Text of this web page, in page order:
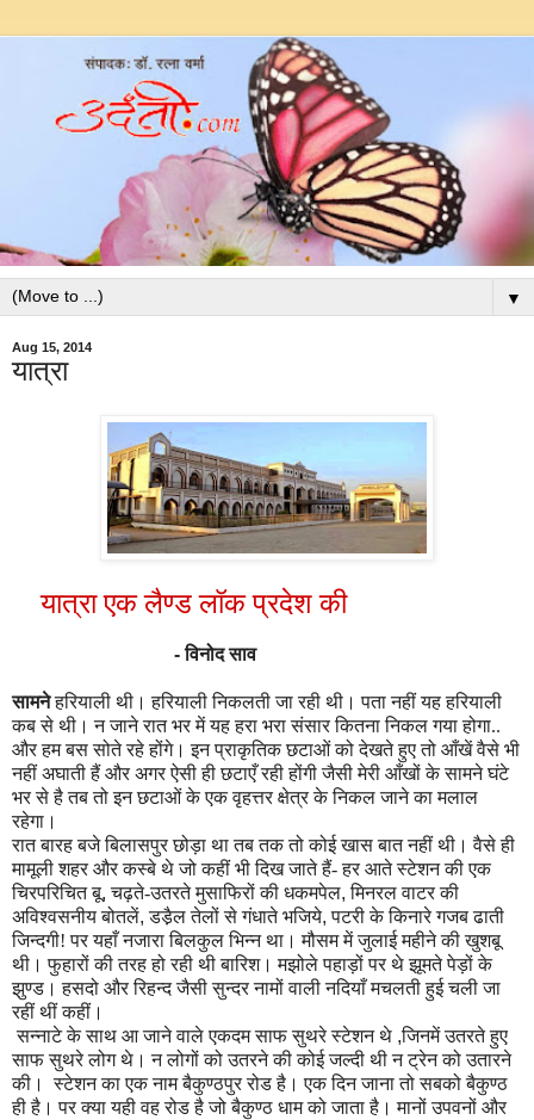
▼
Aug 15, 2014
यात्रा
यात्रा एक लैण्ड लॉक प्रदेश की
-विनोद साव
सामनेहरियाली थी। हरियाली निकलती जा रही थी। पता नहीं यह हरियाली
कब से थी। न जाने रात भर में यह हरा भरा संसार कितना निकल गया होगा..
और हम बस सोते रहे होंगे। इन प्राकृतिक छटाओं को देखते हुए तो आँखें वैसे भी
नहीं अघाती हैं और अगर ऐसी ही छटाएँ रही होंगी जैसी मेरी आँखों के सामने घंटे
भर से है तब तो इन छटाओं के एक वृहत्तर क्षेत्र के निकल जाने का मलाल
रहेगा।
रात बारह बजे बिलासपुर छोड़ा था तब तक तो कोई खास बात नहीं थी। वैसे ही
मामूली शहर और कस्बे थे जो कहीं भी दिख जाते हैं- हर आते स्टेशन की एक
चिरपरिचित बू,चढ़ते-उतरते मुसाफिरों की धकमपेल,मिनरल वाटर की
अविश्वसनीय बोतलें,डडै़ल तेलों से गंधाते भजिये,पटरी के किनारे गजब ढाती
जिन्दगी! पर यहाँ नजारा बिलकुल भिन्न था। मौसम में जुलाई महीने की खुशबू
थी। फुहारों की तरह हो रही थी बारिश। मझोले पहाड़ों पर थे झूमते पेड़ों के
झुण्ड। हसदो और रिहन्द जैसी सुन्दर नामों वाली नदियाँ मचलती हुई चली जा
रहीं थीं कहीं।
सन्नाटे के साथ आ जाने वाले एकदम साफ सुथरे स्टेशन थे ,जिनमें उतरते हुए
साफ सुथरे लोग थे। न लोगों को उतरने की कोई जल्दी थी न ट्रेन को उतारने
की। स्टेशन का एक नाम बैकुण्ठपुर रोड है। एक दिन जाना तो सबको बैकुण्ठ
ही है। पर क्या यही वह रोड है जो बैकुण्ठ धाम को जाता है। मानों उपवनों और